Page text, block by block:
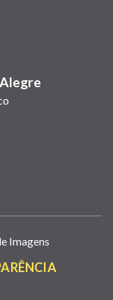
Imagens
(LINK